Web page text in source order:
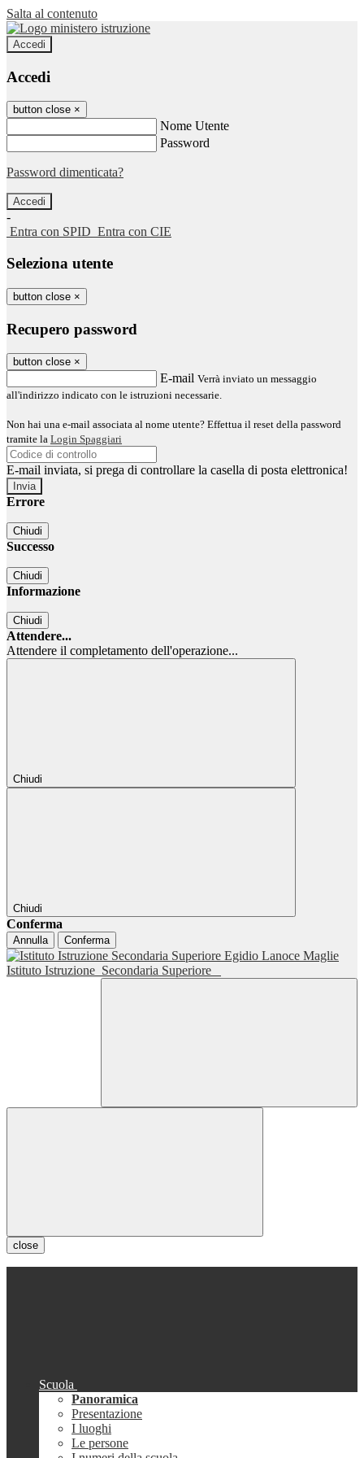
Salta al contenuto
Accedi
Accedi
button close ×
Nome Utente
Password
Password dimenticata?
-
Entra con SPID Entra con CIE
Seleziona utente
button close ×
Recupero password
button close ×
E-mail Verrà inviato un messaggio
all'indirizzo indicato con le istruzioni necessarie.
Non hai una e-mail associata al nome utente? Effettua il reset della password
tramite la Login Spaggiari
E-mail inviata, si prega di controllare la casella di posta elettronica!
Errore
Chiudi
Successo
Chiudi
Informazione
Chiudi
Attendere...
Attendere il completamento dell'operazione...
Chiudi
Chiudi
Conferma
Annulla Conferma
Istituto Istruzione Secondaria Superiore
close
Scuola
Panoramica
Presentazione
I luoghi
Le persone